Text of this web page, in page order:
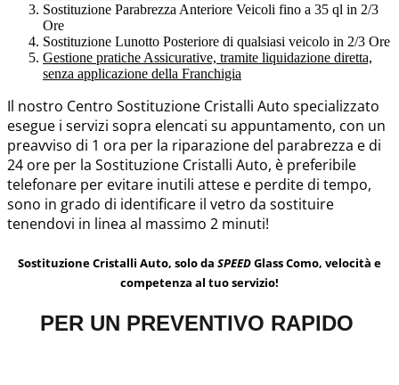
Sostituzione Parabrezza Anteriore Veicoli fino a 35 ql in 2/3
Ore
Sostituzione Lunotto Posteriore di qualsiasi veicolo in 2/3 Ore
Gestione pratiche Assicurative, tramite liquidazione diretta,
senza applicazione della Franchigia
Il nostro Centro Sostituzione Cristalli Auto specializzato
esegue i servizi sopra elencati su appuntamento, con un
preavviso di 1 ora per la riparazione del parabrezza e di
24 ore per la Sostituzione Cristalli Auto, è preferibile
telefonare per evitare inutili attese e perdite di tempo,
sono in grado di identificare il vetro da sostituire
tenendovi in linea al massimo 2 minuti!
Sostituzione Cristalli Auto, solo da SPEEDGlass Como, velocità e
competenza al tuo servizio!
PER UN PREVENTIVO RAPIDO